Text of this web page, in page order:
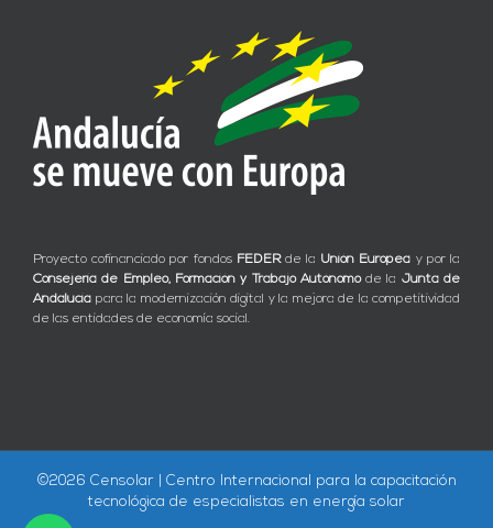
Proyecto cofinanciado por fondos FEDERde la Unión Europea y por la
Consejería de Empleo, Formación y Trabajo Autónomode la Junta de
Andalucía para la modernización digital y la mejora de la competitividad
de las entidades de economía social.
©2026 Censolar | Centro Internacional para la capacitación
tecnológica de especialistas en energía solar